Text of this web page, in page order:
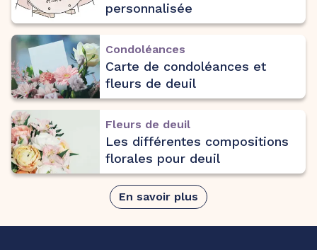
personnalisée
Condoléances
Carte de condoléances et
fleurs de deuil
Fleurs de deuil
Les différentes compositions
florales pour deuil
En savoir plus